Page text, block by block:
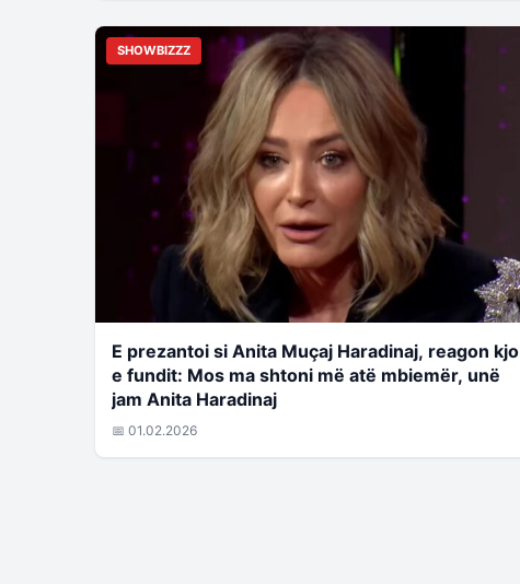
SHOWBIZZZ
E prezantoi si Anita Muçaj Haradinaj, reagon kjo
e fundit: Mos ma shtoni më atë mbiemër, unë
jam Anita Haradinaj
📅 01.02.2026